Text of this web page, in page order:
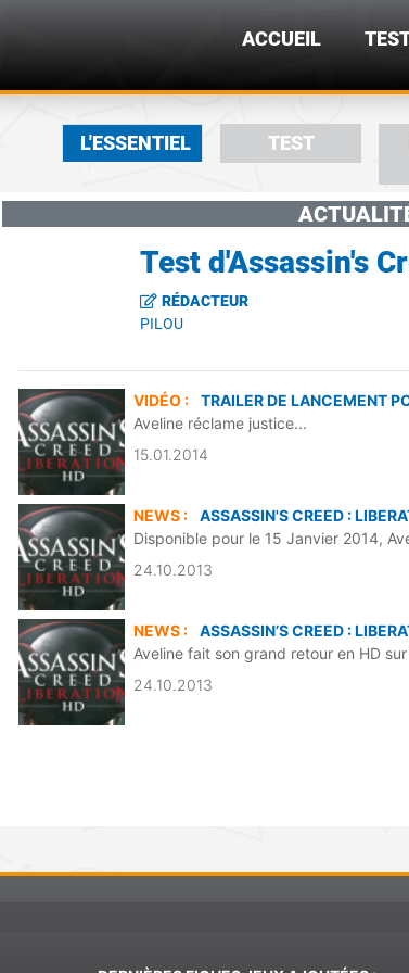
ACCUEIL
L'ESSENTIEL TEST
Test d'Assassin's
RÉDACTEUR
PILOU
VIDÉO :
TRAILER DE LANCEMENT
Aveline réclame justice...
15.01.2014
NEWS :
ASSASSIN'S CREED :
Disponible pour le 15 Janvier 2014,
24.10.2013
NEWS :
ASSASSIN’S CREED :
Aveline fait son grand retour en HD
24.10.2013